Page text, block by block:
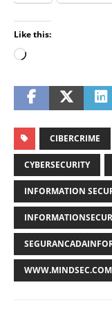
Like this:
CIBERCRIME
CYBERSECURITY
INFORMATION